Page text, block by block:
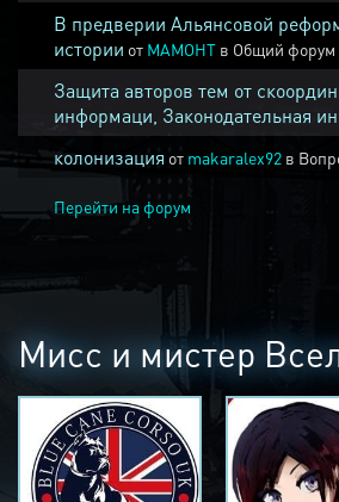
В предверии Альянсовой
истории от MAMOHT в Общий форум
Защита авторов тем от
информаци, Законодательная
колонизация от makaralex92 в
Перейти на форум
Мисс и мистер